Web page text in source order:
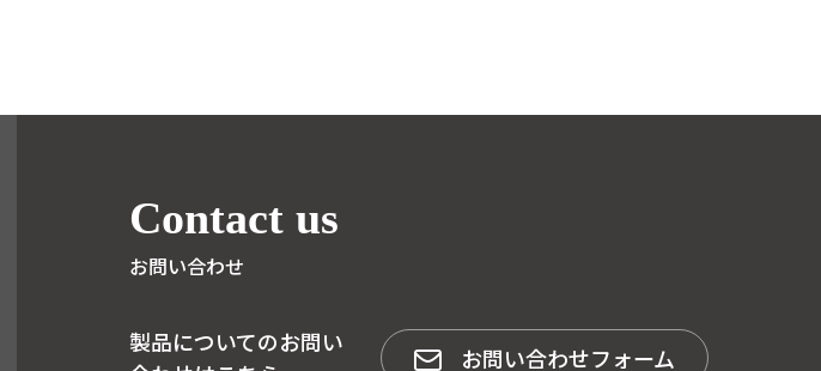
Contact us
お問い合わせ
製品についてのお問い
お問い合わせフォーム